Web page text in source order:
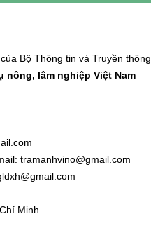
Bộ Thông tin và Truyền thông
lâm nghiệp Việt Nam
tramanhvino@gmail.com
Minh